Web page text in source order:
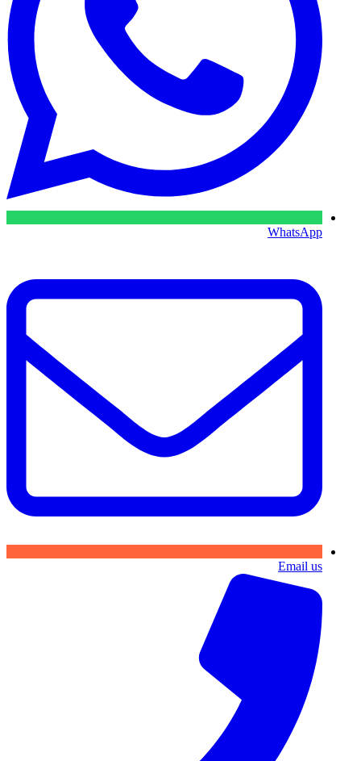
WhatsApp
Email us